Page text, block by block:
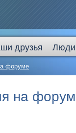
друзья Люди
форуме
на